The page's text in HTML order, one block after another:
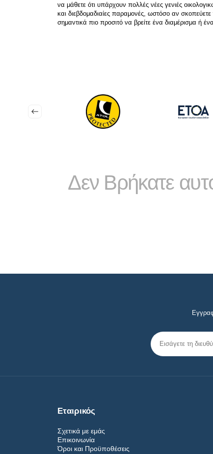
να μάθετε ότι υπάρχουν πολλές νέες γενιές
και διεβδομαδιαίες παραμονές, ωστόσο αν
σημαντικά πιο προσιτό να βρείτε ένα διαμέρισμα ή
Δεν Βρήκατε
Εταιρικός
Σχετικά με εμάς
Επικοινωνία
Όροι και Προϋποθέσεις